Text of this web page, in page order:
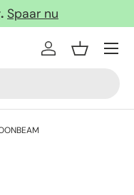
Spaar nu
InloggenMandje
Menu